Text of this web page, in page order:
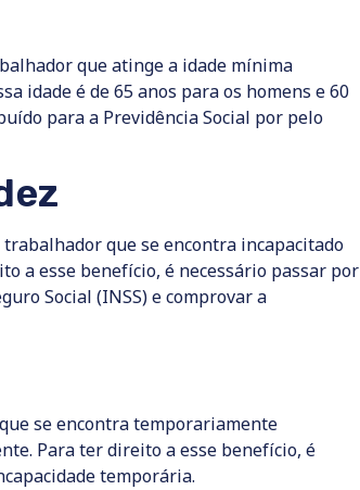
que atinge a idade mínima
idade é de 65 anos para os homens e 60
para a Previdência Social por pelo
que se encontra incapacitado
a esse benefício, é necessário passar por
Social (INSS) e comprovar a
se encontra temporariamente
Para ter direito a esse benefício, é
temporária.